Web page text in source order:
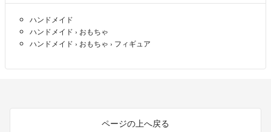
⚠️コメントについて⚠️
取引に関するご不明な点や価格の交渉につきましてはお気軽にコメント
下さい。できる限り返信致します。
ただし、値引き交渉につきましては金額をご提示頂けますよう宜しくお
ハンドメイド
ハンドメイド › おもちゃ
ハンドメイド › おもちゃ › フィギュア
ページの上へ戻る